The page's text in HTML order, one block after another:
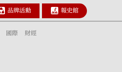
品牌活動 報史館
國際 財經